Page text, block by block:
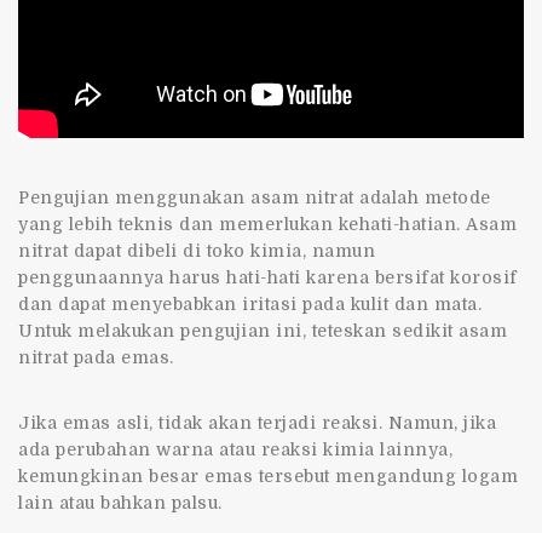
Pengujian menggunakan asam nitrat adalah metode
yang lebih teknis dan memerlukan kehati-hatian. Asam
nitrat dapat dibeli di toko kimia, namun
penggunaannya harus hati-hati karena bersifat korosif
dan dapat menyebabkan iritasi pada kulit dan mata.
Untuk melakukan pengujian ini, teteskan sedikit asam
nitrat pada emas.
Jika emas asli, tidak akan terjadi reaksi. Namun, jika
ada perubahan warna atau reaksi kimia lainnya,
kemungkinan besar emas tersebut mengandung logam
lain atau bahkan palsu.